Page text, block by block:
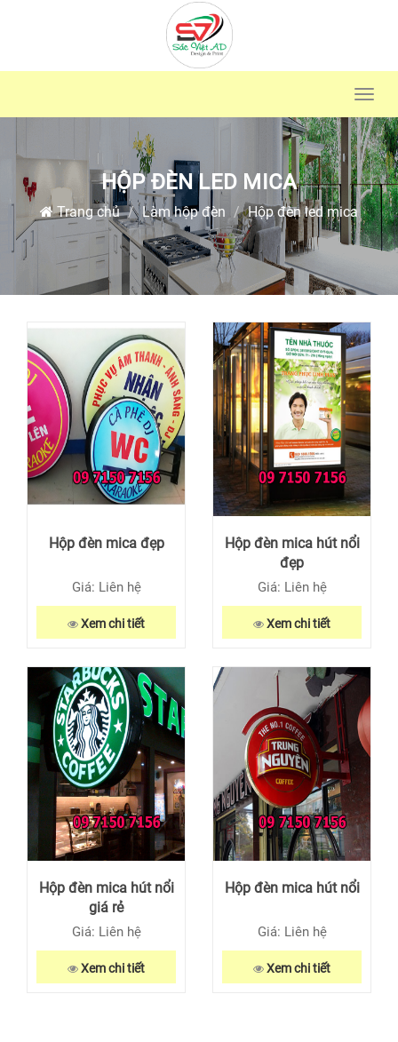
HỘP ĐÈN LED MICA
Trang chủ Làm hộp đèn Hộp đèn led mica
Hộp đèn mica đẹp
Giá: Liên hệ
Xem chi tiết
Hộp đèn mica hút nổi
đẹp
Giá: Liên hệ
Xem chi tiết
Hộp đèn mica hút nổi
giá rẻ
Giá: Liên hệ
Xem chi tiết
Hộp đèn mica hút nổi
Giá: Liên hệ
Xem chi tiết